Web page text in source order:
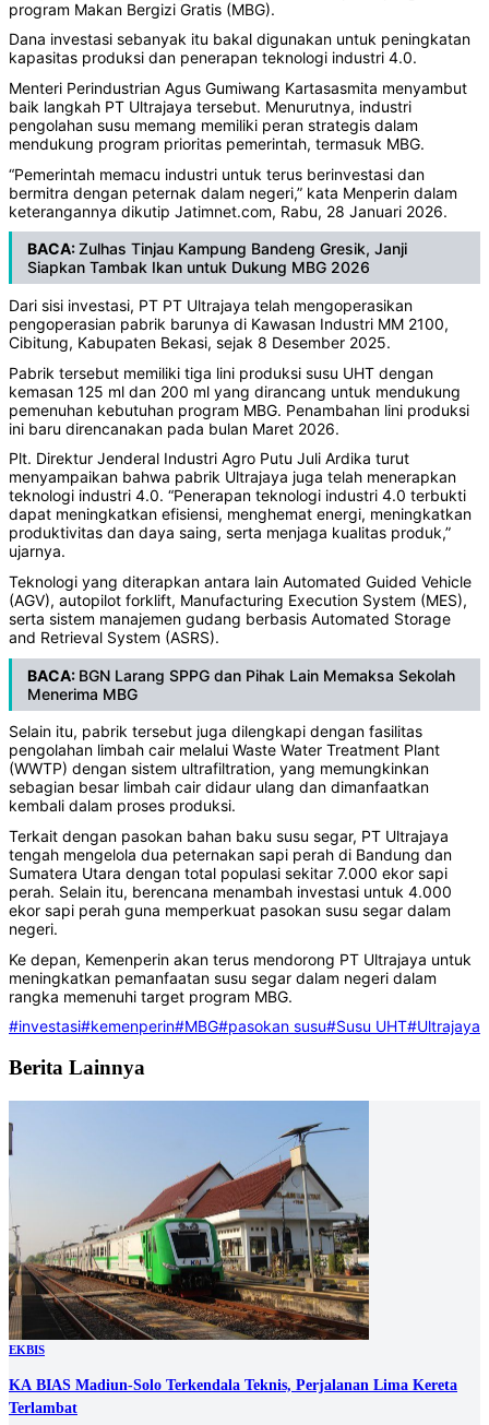
program Makan Bergizi Gratis (MBG).
Dana investasi sebanyak itu bakal digunakan untuk peningkatan
kapasitas produksi dan penerapan teknologi industri 4.0.
Menteri Perindustrian Agus Gumiwang Kartasasmita menyambut
baik langkah PT Ultrajaya tersebut. Menurutnya, industri
pengolahan susu memang memiliki peran strategis dalam
mendukung program prioritas pemerintah, termasuk MBG.
“Pemerintah memacu industri untuk terus berinvestasi dan
bermitra dengan peternak dalam negeri,” kata Menperin dalam
keterangannya dikutip Jatimnet.com, Rabu, 28 Januari 2026.
BACA:Zulhas Tinjau Kampung Bandeng Gresik, Janji
Siapkan Tambak Ikan untuk Dukung MBG 2026
Dari sisi investasi, PT PT Ultrajaya telah mengoperasikan
pengoperasian pabrik barunya di Kawasan Industri MM 2100,
Cibitung, Kabupaten Bekasi, sejak 8 Desember 2025.
Pabrik tersebut memiliki tiga lini produksi susu UHT dengan
kemasan 125 ml dan 200 ml yang dirancang untuk mendukung
pemenuhan kebutuhan program MBG. Penambahan lini produksi
ini baru direncanakan pada bulan Maret 2026.
Plt. Direktur Jenderal Industri Agro Putu Juli Ardika turut
menyampaikan bahwa pabrik Ultrajaya juga telah menerapkan
teknologi industri 4.0. “Penerapan teknologi industri 4.0 terbukti
dapat meningkatkan efisiensi, menghemat energi, meningkatkan
produktivitas dan daya saing, serta menjaga kualitas produk,”
ujarnya.
Teknologi yang diterapkan antara lain Automated Guided Vehicle
(AGV), autopilot forklift, Manufacturing Execution System (MES),
serta sistem manajemen gudang berbasis Automated Storage
and Retrieval System (ASRS).
BACA: BGN Larang SPPG dan Pihak Lain Memaksa Sekolah
Menerima MBG
Selain itu, pabrik tersebut juga dilengkapi dengan fasilitas
pengolahan limbah cair melalui Waste Water Treatment Plant
(WWTP) dengan sistem ultrafiltration, yang memungkinkan
sebagian besar limbah cair didaur ulang dan dimanfaatkan
kembali dalam proses produksi.
Terkait dengan pasokan bahan baku susu segar, PT Ultrajaya
tengah mengelola dua peternakan sapi perah di Bandung dan
Sumatera Utara dengan total populasi sekitar 7.000 ekor sapi
perah. Selain itu, berencana menambah investasi untuk 4.000
ekor sapi perah guna memperkuat pasokan susu segar dalam
negeri.
Ke depan, Kemenperin akan terus mendorong PT Ultrajaya untuk
meningkatkan pemanfaatan susu segar dalam negeri dalam
rangka memenuhi target program MBG.
#investasi#kemenperin#MBG#pasokan susu#Susu UHT#Ultrajaya
Berita Lainnya
EKBIS
KA BIAS Madiun-Solo Terkendala Teknis, Perjalanan Lima Kereta
Terlambat